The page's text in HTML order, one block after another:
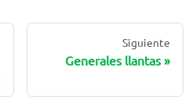
Siguiente
Generales llantas